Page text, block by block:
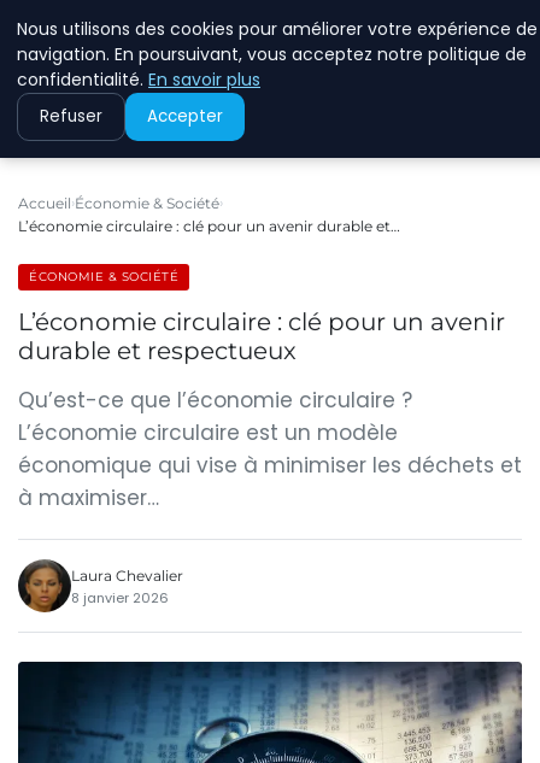
Accueil Économie & Société
L’économie circulaire : clé pour un avenir durable et…
ÉCONOMIE & SOCIÉTÉ
L’économie circulaire : clé pour un avenir
durable et respectueux
Qu’est-ce que l’économie circulaire ?
L’économie circulaire est un modèle
économique qui vise à minimiser les déchets et
à maximiser…
Laura Chevalier
8 janvier 2026
Nous utilisons des cookies pour améliorer votre expérience de
navigation. En poursuivant, vous acceptez notre politique de
confidentialité. En savoir plus
Refuser Accepter